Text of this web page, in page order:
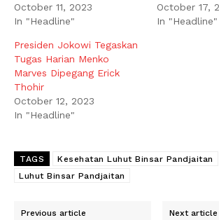
October 11, 2023
In "Headline"
October 17,
In "Headline"
Presiden Jokowi Tegaskan
Tugas Harian Menko
Marves Dipegang Erick
Thohir
October 12, 2023
In "Headline"
TAGS
Kesehatan Luhut Binsar Pandjaitan
Luhut Binsar Pandjaitan
Previous article Next article